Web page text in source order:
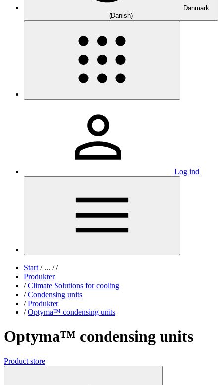
Danmark
(Danish)
Log ind
Start /... / /
Produkter
/ Climate Solutions for cooling
/ Condensing units
/ Produkter
/ Optyma™ condensing units
Optyma™ condensing units
Product store